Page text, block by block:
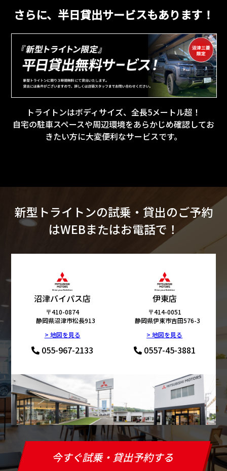
さらに、 半日貸出サービスもあります！
トライトンはボディサイズ、全長5メートル超！
自宅の駐車スペースや周辺環境をあらかじめ確認してお
きたい方に大変便利なサービスです。
新型トライトンの試乗・貸出のご予約
はWEBまたはお電話で！
沼津バイパス店
〒410-0874
静岡県沼津市松長913
> 地図を見る
055-967-2133
伊東店
〒414-0051
静岡県伊東市吉田576-3
> 地図を見る
0557-45-3881
今すぐ試乗・貸出予約する